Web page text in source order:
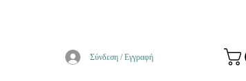
Σύνδεση / Εγγραφή